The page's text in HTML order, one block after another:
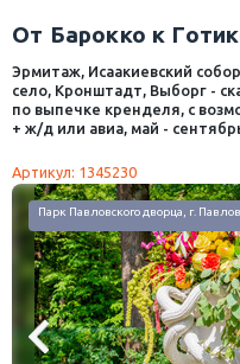
От Барокко к
Эрмитаж, Исаакиевский
село, Кронштадт, Выборг -
по выпечке кренделя, с
+ ж/д или авиа, май -
Артикул: 1345230
Парк Павловского дворца, г.